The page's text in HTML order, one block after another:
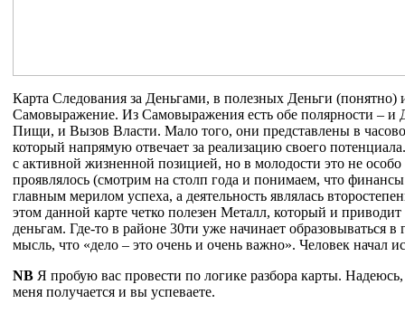
Карта Следования за Деньгами, в полезных Деньги (понятно)
Самовыражение. Из Самовыражения есть обе полярности – и
Пищи, и Вызов Власти. Мало того, они представлены в
который напрямую отвечает за реализацию своего
с активной жизненной позицией, но в молодости это не особо
проявлялось (смотрим на столп года и понимаем, что
главным мерилом успеха, а деятельность являлась
этом данной карте четко полезен Металл, который и приводит
деньгам. Где-то в районе 30ти уже начинает образовываться в
мысль, что «дело – это очень и очень важно». Человек начал
NB Я пробую вас провести по логике разбора карты.
меня получается и вы успеваете.